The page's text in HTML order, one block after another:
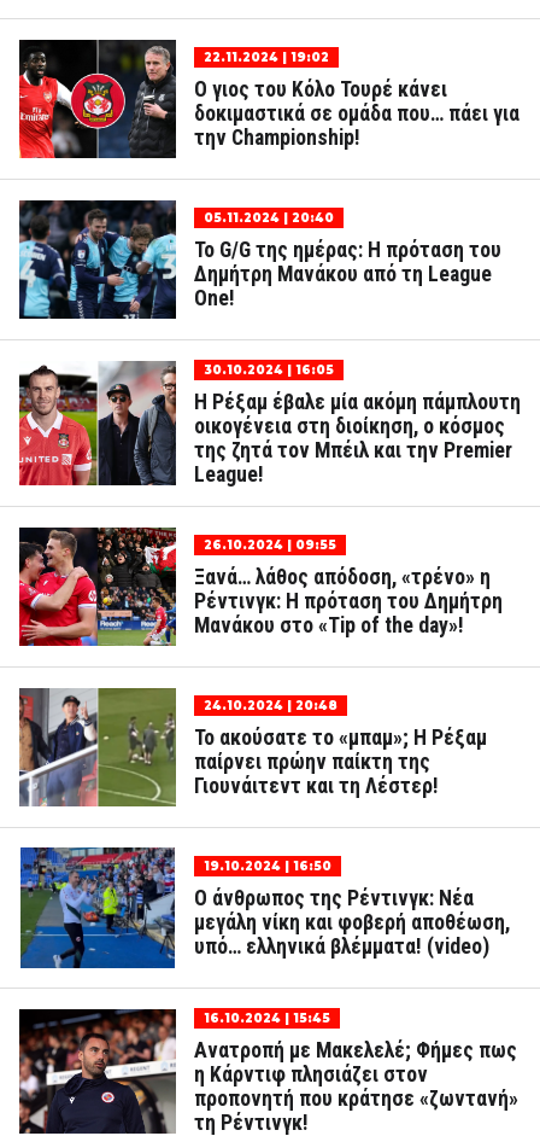
22.11.2024 | 19:02
Ο γιος του Κόλο Τουρέ κάνει
δοκιμαστικά σε ομάδα που… πάει για
την Championship!
05.11.2024 | 20:40
Το G/G της ημέρας: Η πρόταση του
Δημήτρη Μανάκου από τη League
One!
30.10.2024 | 16:05
Η Ρέξαμ έβαλε μία ακόμη πάμπλουτη
οικογένεια στη διοίκηση, ο κόσμος
της ζητά τον Μπέιλ και την Premier
League!
26.10.2024 | 09:55
Ξανά… λάθος απόδοση, «τρένο» η
Ρέντινγκ: Η πρόταση του Δημήτρη
Μανάκου στο «Tip of the day»!
24.10.2024 | 20:48
Το ακούσατε το «μπαμ»; Η Ρέξαμ
παίρνει πρώην παίκτη της
Γιουνάιτεντ και τη Λέστερ!
19.10.2024 | 16:50
Ο άνθρωπος της Ρέντινγκ: Νέα
μεγάλη νίκη και φοβερή αποθέωση,
υπό… ελληνικά βλέμματα! (video)
16.10.2024 | 15:45
Ανατροπή με Μακελελέ; Φήμες πως
η Κάρντιφ πλησιάζει στον
προπονητή που κράτησε «ζωντανή»
τη Ρέντινγκ!